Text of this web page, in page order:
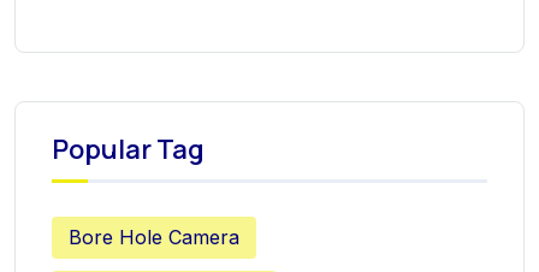
Popular Tag
Bore Hole Camera